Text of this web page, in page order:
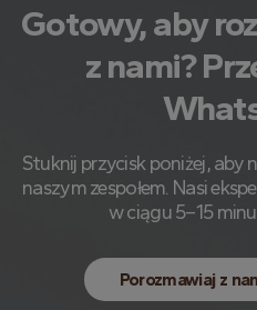
Gotowy, aby
z nami?
Stuknij przycisk poniżej,
naszym zespołem. Nasi
w ciągu 5–15
Porozmawiaj z